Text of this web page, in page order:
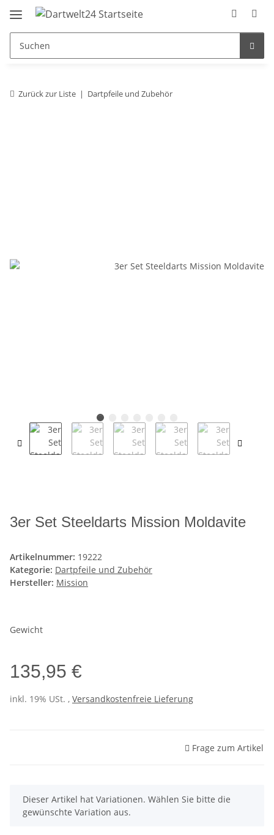
Zurück zur Liste Dartpfeile und Zubehör
3er Set Steeldarts Mission Moldavite
Artikelnummer: 19222
Kategorie: Dartpfeile und Zubehör
Hersteller: Mission
Gewicht
135,95 €
inkl. 19% USt. , Versandkostenfreie Lieferung
Frage zum Artikel
x
Dieser Artikel hat Variationen. Wählen Sie bitte die
gewünschte Variation aus.